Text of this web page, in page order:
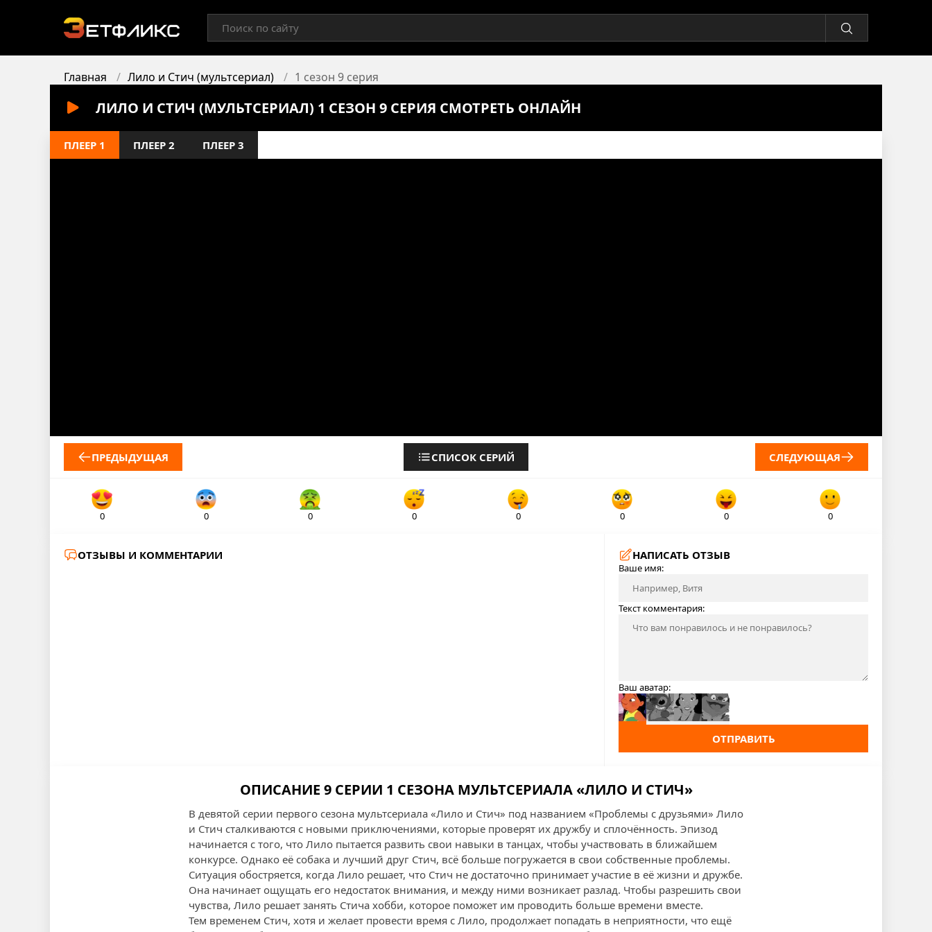
Главная Лило и Стич (мультсериал) 1 сезон 9 серия
ЛИЛО И СТИЧ (МУЛЬТСЕРИАЛ) 1 СЕЗОН 9 СЕРИЯ СМОТРЕТЬ ОНЛАЙН
ПЛЕЕР 1 ПЛЕЕР 2 ПЛЕЕР 3
ПРЕДЫДУЩАЯ СПИСОК СЕРИЙ СЛЕДУЮЩАЯ
0 0 0 0 0 0 0 0
ОТЗЫВЫ И КОММЕНТАРИИ НАПИСАТЬ ОТЗЫВ
Ваше имя:
Текст комментария:
Ваш аватар:
ОТПРАВИТЬ
ОПИСАНИЕ 9 СЕРИИ 1 СЕЗОНА МУЛЬТСЕРИАЛА «ЛИЛО И СТИЧ»
В девятой серии первого сезона мультсериала «Лило и Стич» под названием «Проблемы с друзьями» Лило
и Стич сталкиваются с новыми приключениями, которые проверят их дружбу и сплочённость. Эпизод
начинается с того, что Лило пытается развить свои навыки в танцах, чтобы участвовать в ближайшем
конкурсе. Однако её собака и лучший друг Стич, всё больше погружается в свои собственные проблемы.
Ситуация обостряется, когда Лило решает, что Стич не достаточно принимает участие в её жизни и дружбе.
Она начинает ощущать его недостаток внимания, и между ними возникает разлад. Чтобы разрешить свои
чувства, Лило решает занять Стича хобби, которое поможет им проводить больше времени вместе.
Тем временем Стич, хотя и желает провести время с Лило, продолжает попадать в неприятности, что ещё